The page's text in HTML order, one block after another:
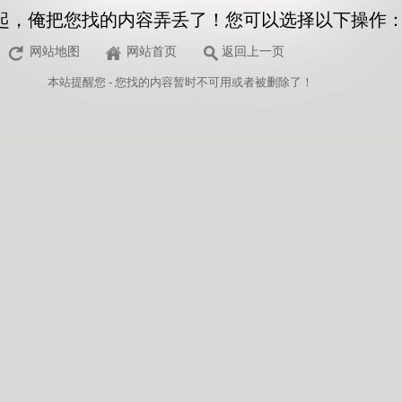
，俺把您找的内容弄丢了！您可以选择以下操作
网站地图 网站首页 返回上一页
本站提醒您 - 您找的内容暂时不可用或者被删除了！